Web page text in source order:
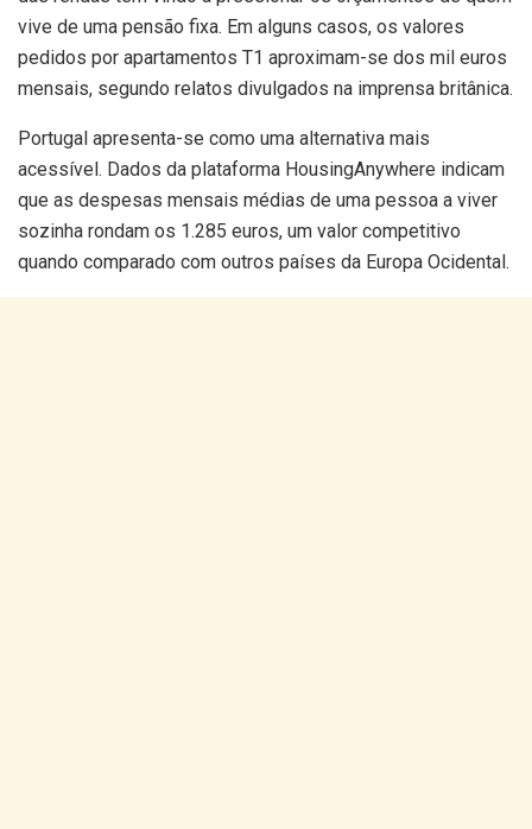
vive de uma pensão fixa. Em alguns casos, os valores
pedidos por apartamentos T1 aproximam-se dos mil euros
mensais, segundo relatos divulgados na imprensa britânica.
Portugal apresenta-se como uma alternativa mais
acessível. Dados da plataforma HousingAnywhere indicam
que as despesas mensais médias de uma pessoa a viver
sozinha rondam os 1.285 euros, um valor competitivo
quando comparado com outros países da Europa Ocidental.